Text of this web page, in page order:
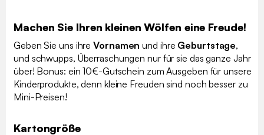
Machen Sie Ihren kleinen Wölfen eine Freude!
Geben Sie uns ihreVornamen und ihre Geburtstage,
und schwupps, Überraschungen nur für sie das ganze Jahr
über! Bonus: ein 10€-Gutschein zum Ausgeben für unsere
Kinderprodukte, denn kleine Freuden sind noch besser zu
Mini-Preisen!
Kartongröße